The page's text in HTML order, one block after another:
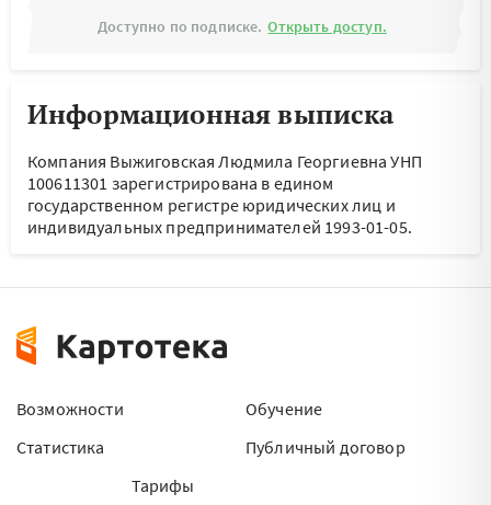
Доступно по подписке. Открыть доступ.
Информационная выписка
Компания Выжиговская Людмила Георгиевна УНП
100611301 зарегистрирована в едином
государственном регистре юридических лиц и
индивидуальных предпринимателей 1993-01-05.
Возможности
Статистика
Тарифы
Обучение
Публичный договор